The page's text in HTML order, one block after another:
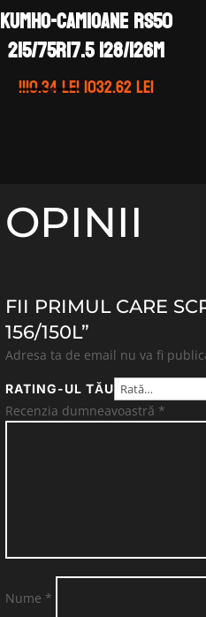
KUMHO-CAMIOANE RS50
215/75R17.5 128/126M
1110.34leiPrețul
1032.62leiPrețul
OPINII
FII PRIMUL CARE
156/150L”
Adresa ta de email nu va fi
RATING-UL TĂU
Recenzia dumneavoastră *
Nume *